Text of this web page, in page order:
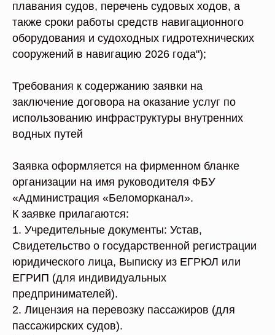
плавания судов, перечень судовых ходов, а
также сроки работы средств навигационного
оборудования и судоходных гидротехнических
сооружений в навигацию 2026 года");
Требования к содержанию заявки на
заключение договора на оказание услуг по
использованию инфраструктуры внутренних
водных путей
Заявка оформляется на фирменном бланке
организации на имя руководителя ФБУ
«Администрация «Беломорканал».
К заявке прилагаются:
1. Учредительные документы: Устав,
Свидетельство о государственной регистрации
юридического лица, Выписку из ЕГРЮЛ или
ЕГРИП (для индивидуальных
предпринимателей).
2. Лицензия на перевозку пассажиров (для
пассажирских судов).